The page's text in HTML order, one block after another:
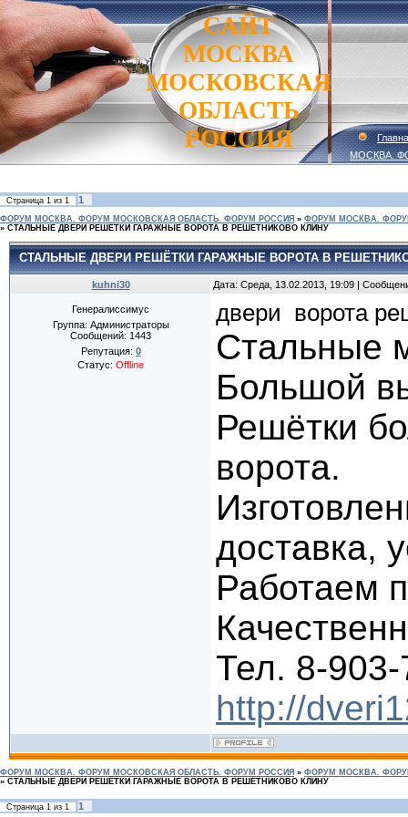
САЙТ
МОСКВА
МОСКОВСКАЯ
ОБЛАСТЬ
РОССИЯ
МОСКВА.
Страница 1 из 1 1
ФОРУМ МОСКВА. ФОРУМ МОСКОВСКАЯ ОБЛАСТЬ. ФОРУМ РОССИЯ » ФОРУМ МОСКВА.
» СТАЛЬНЫЕ ДВЕРИ РЕШЁТКИ ГАРАЖНЫЕ ВОРОТА В РЕШЕТНИКОВО КЛИНУ
СТАЛЬНЫЕ ДВЕРИ РЕШЁТКИ ГАРАЖНЫЕ ВОРОТА В
kuhni30 Дата: Среда, 13.02.2013, 19:09 |
Генералиссимус
Группа: Администраторы
Сообщений: 1443
Репутация: 0
Статус: Offline
двери ворота
Стальные
Большой
Решётки
ворота.
доставка,
Работаем
Тел. 8-
http://
ФОРУМ МОСКВА. ФОРУМ МОСКОВСКАЯ ОБЛАСТЬ. ФОРУМ РОССИЯ » ФОРУМ МОСКВА.
» СТАЛЬНЫЕ ДВЕРИ РЕШЁТКИ ГАРАЖНЫЕ ВОРОТА В РЕШЕТНИКОВО КЛИНУ
Страница 1 из 1 1